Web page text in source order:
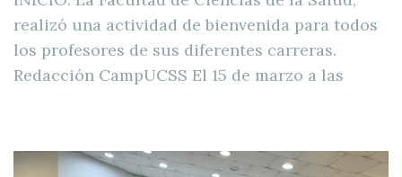
realizó una actividad de bienvenida para todos
los profesores de sus diferentes carreras.
Redacción CampUCSS El 15 de marzo a las